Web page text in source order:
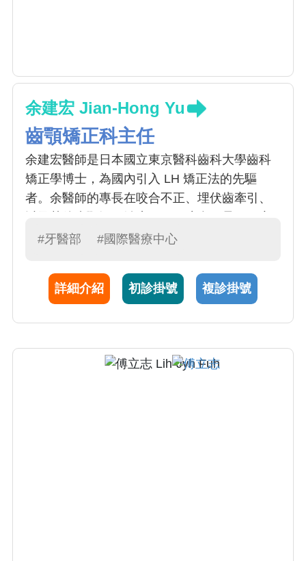
余建宏 Jian-Hong Yu
齒顎矯正科主任
余建宏醫師是日本國立東京醫科齒科大學齒科
矯正學博士，為國內引入 LH 矯正法的先驅
者。余醫師的專長在咬合不正、埋伏齒牽引、
斗、臉歪等之治療，或兒童骨頭發育異常問
由矯正牽引，將該顆牙齒拉至正常齒列位置，
回復患者美觀及咬合功能。
#牙醫部 #國際醫療中心
詳細介紹 初診掛號 複診掛號